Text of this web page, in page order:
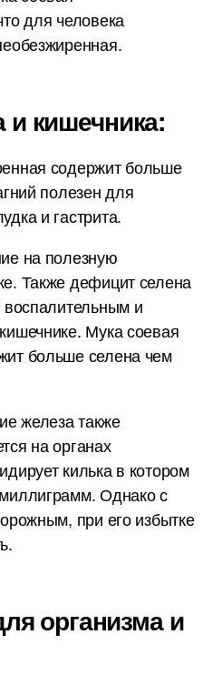
для человека
кишечника:
содержит больше
полезен для
и гастрита.
на полезную
Также дефицит селена
воспалительным и
Мука соевая
больше селена чем
железа также
на органах
килька в котором
Однако с
при его избытке
организма и